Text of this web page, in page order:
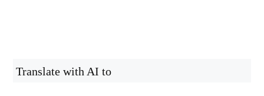
Translate with AI to